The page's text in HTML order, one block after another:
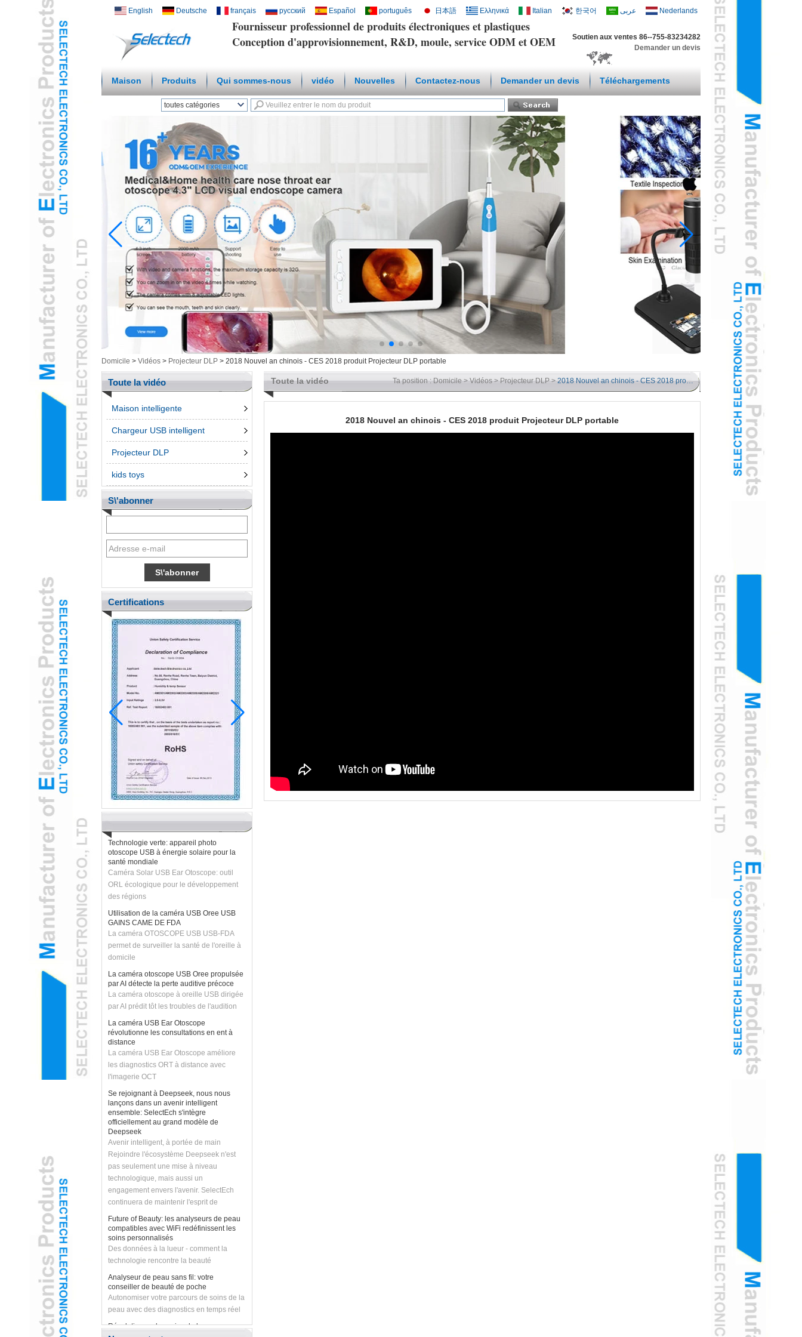
Fournisseur professionnel de produits électroniques et plastiques
Conception d'approvisionnement, R&D, moule, service ODM et OEM
Soutien aux ventes 86--755-83234282
Demander un devis
English Deutsche français русский Español português 日本語 Ελληνικά Italian 한국어 عربى Nederlands
Maison Produits Qui sommes-nous vidéo Nouvelles Contactez-nous Demander un devis Téléchargements
toutes catégories
Réseau Chargeur USB
etL
Plate Multi Media / murL
Température Capteur
d'humiditéL
Microscope numérique /
endoscopeL
Adaptateur De VoyageL
Hub USB3.0L
Santé et cosmétiques
Cam & ArticlesL
Electronique
intelligenteL
Outillage MesureL
Produits non groupésL
stylo 3DL
Téléphone
Domicile > Vidéos > Projecteur DLP > 2018 Nouvel an chinois - CES 2018 produit Projecteur DLP portable
Toute la vidéo
Maison intelligente
Chargeur USB intelligent
Projecteur DLP
kids toys
S\'abonner
Certifications
ENT pédiatrique adopte la caméra
gamifiée de l'oreille USB pour réduire
l'anxiété des enfants
Technologie verte: appareil photo
otoscope USB à énergie solaire pour la
santé mondiale
Caméra Solar USB Ear Otoscope: outil
ORL écologique pour le développement
des régions
GAINS CAME DE FDA
La caméra OTOSCOPE USB USB-FDA
permet de surveiller la santé de l'oreille à
domicile
par AI détecte la perte auditive précoce
La caméra otoscope à oreille USB dirigée
par AI prédit tôt les troubles de l'audition
révolutionne les consultations en ent à
distance
La caméra USB Ear Otoscope améliore
les diagnostics ORT à distance avec
l'imagerie OCT
lançons dans un avenir intelligent
ensemble: SelectEch s'intègre
officiellement au grand modèle de
Deepseek
Avenir intelligent, à portée de main
Rejoindre l'écosystème Deepseek n'est
pas seulement une mise à niveau
technologique, mais aussi un
engagement envers l'avenir. SelectEch
continuera de maintenir l'esprit de
l'innovation, d'autonomiser le
développement des entreprises avec la
technologie de l'IA et d'amener les clients
des solutions plus intelligentes et plus
efficaces. Rejoignons les mains de
Deepseek pour libérer l'avenir intelligent
et créer des possibilités infinies ensemble!
compatibles avec WiFi redéfinissent les
soins personnalisés
Des données à la lueur - comment la
technologie rencontre la beauté
conseiller de beauté de poche
Autonomiser votre parcours de soins de la
peau avec des diagnostics en temps réel
analyseur de peau sans fil WiFi propulsé
Toute la vidéo Ta position :Domicile>Vidéos>Projecteur DLP> 2018 Nouvel an chinois - CES 2018 produit Projecteur DLP portable
2018 Nouvel an chinois - CES 2018 produit Projecteur DLP portable